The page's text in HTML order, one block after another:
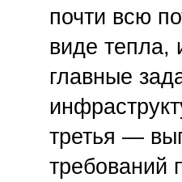
почти всю
виде тепла,
главные
третья —
требований